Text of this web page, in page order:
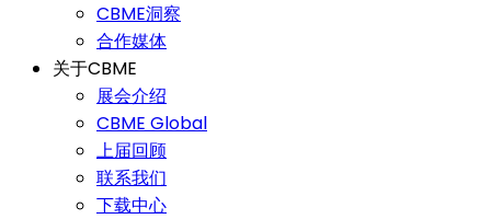
CBME洞察
合作媒体
关于CBME
展会介绍
CBME Global
上届回顾
联系我们
下载中心